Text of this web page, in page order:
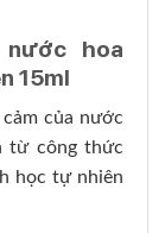
hoa
15ml
của nước
từ công thức
học tự nhiên